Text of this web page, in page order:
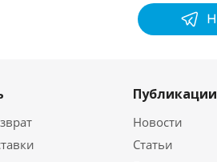
Публикации
Новости
Статьи